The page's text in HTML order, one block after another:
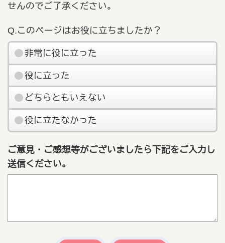
せんのでご了承ください。
Q.このページはお役に立ちましたか？
非常に役に立った
役に立った
どちらともいえない
役に立たなかった
ご意見・ご感想等がございましたら下記をご入力し
送信ください。